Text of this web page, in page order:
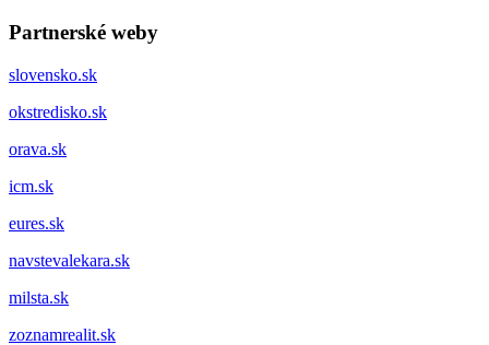
Partnerské weby
slovensko.sk
okstredisko.sk
orava.sk
icm.sk
eures.sk
navstevalekara.sk
milsta.sk
zoznamrealit.sk